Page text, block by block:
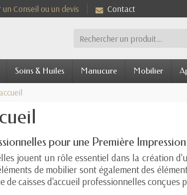
Conseil ou un devis Contact
Soins & Huiles Manucure Mobilier
pour une Première
jouent un rôle essentiel dans la création
de mobilier sont également des
de caisses d'accueil professionnelles